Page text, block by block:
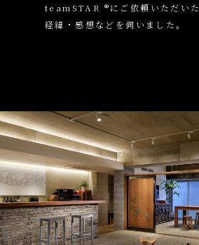
teamSTAR ®にご依頼いただいた
経緯・感想などを伺いました。